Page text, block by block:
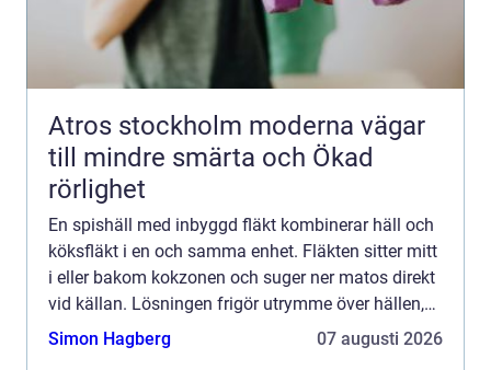
Atros stockholm moderna vägar
till mindre smärta och Ökad
rörlighet
En spishäll med inbyggd fläkt kombinerar häll och
köksfläkt i en och samma enhet. Fläkten sitter mitt
i eller bakom kokzonen och suger ner matos direkt
vid källan. Lösningen frigör utrymme över hällen,
minskar behovet av en stor takfläkt och skapar e...
Simon Hagberg 07 augusti 2026